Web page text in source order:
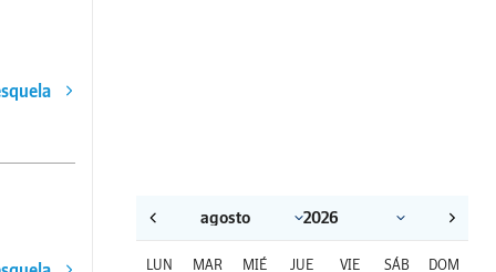
LUN MAR MIÉ JUE VIE SÁB DOM